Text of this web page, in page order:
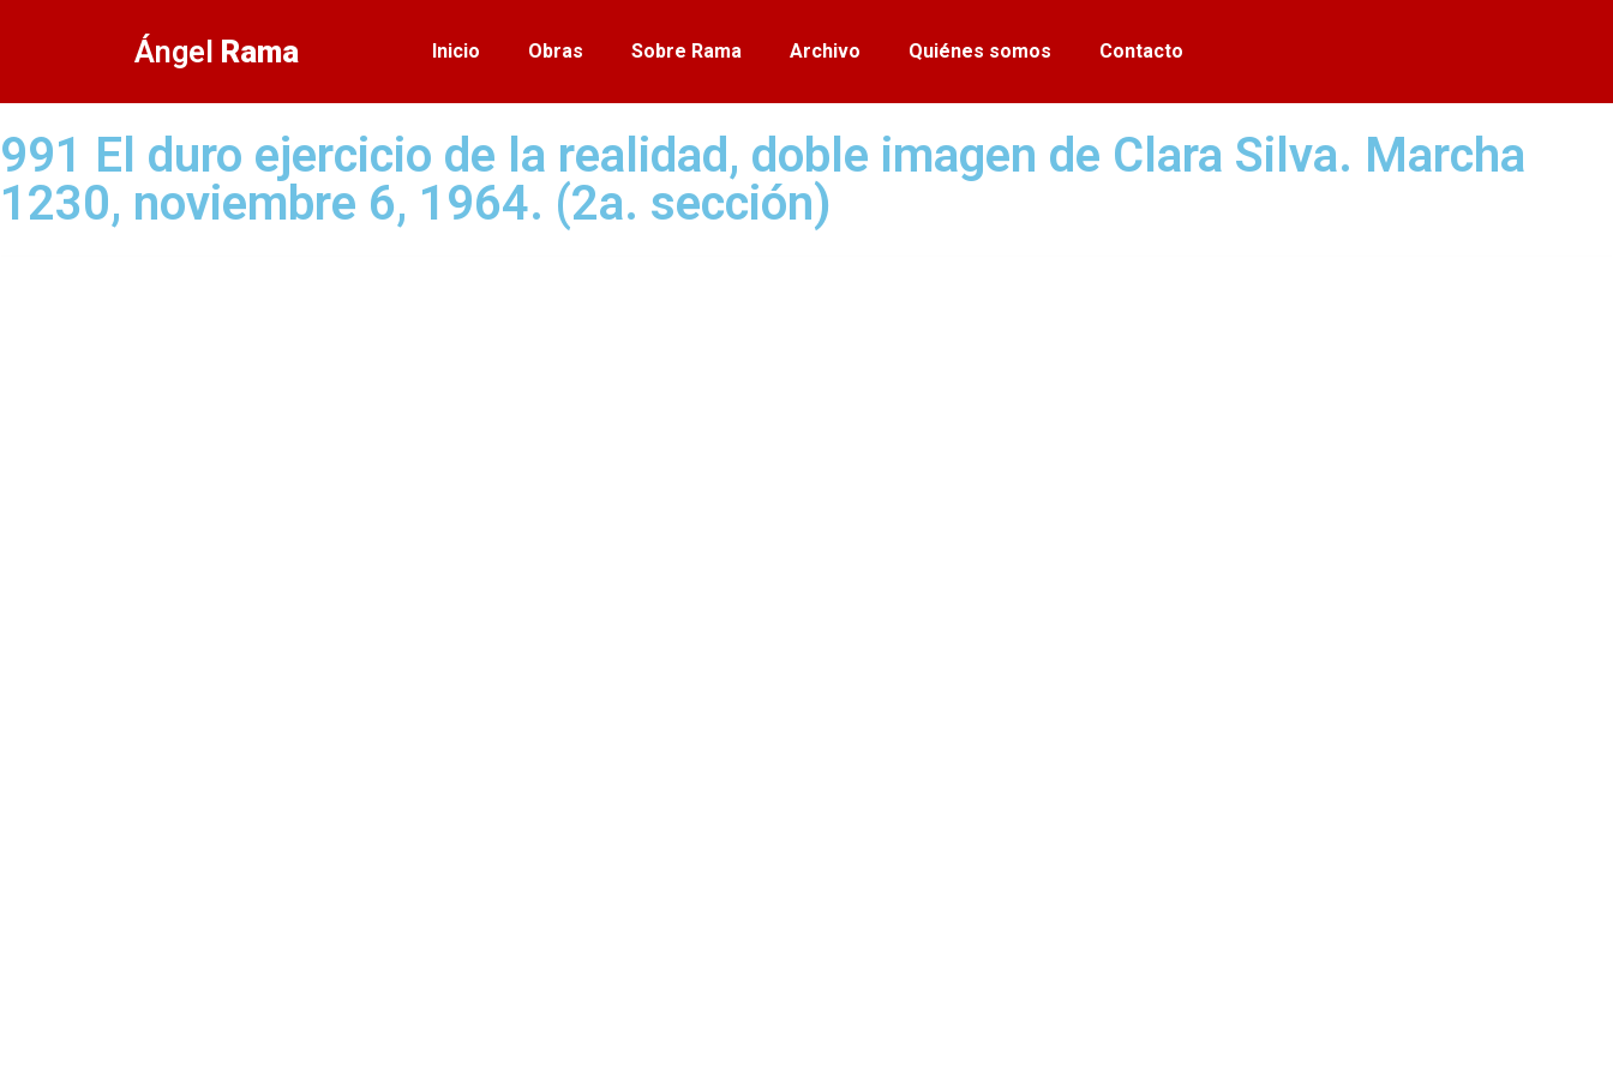
Ángel Rama Inicio Obras Sobre Rama Archivo Quiénes somos Contacto
991 El duro ejercicio de la realidad, doble imagen de Clara Silva. Marcha
1230, noviembre 6, 1964. (2a. sección)